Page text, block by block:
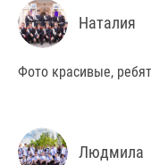
Наталия
Фото красивые,
Людмила